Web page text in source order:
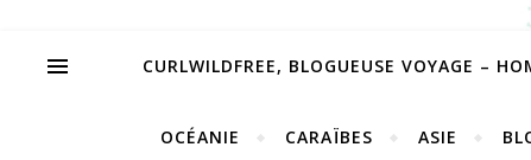
CURLWILDFREE, BLOGUEUSE VOYAGE –
OCÉANIE CARAÏBES ASIE